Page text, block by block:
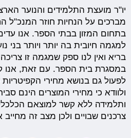
יו"ר מועצת התלמידים והנוער
מברכים על הנחיות חוזר המנכ"ל
בתחום המזון בבתי הספר. אנו
למגמה חיובית בה יותר ויותר בני
בריא ואין לנו ספק שמגמה זו צריכה
במסגרת בית הספר. עם זאת, אנו
לפעול גם בנושא מחירי
ולוודא כי מחירי המוצרים הינם
ותלמידה ללא קשר למוצאם
צרכנים שבויים ולכן מצב זה מחייב